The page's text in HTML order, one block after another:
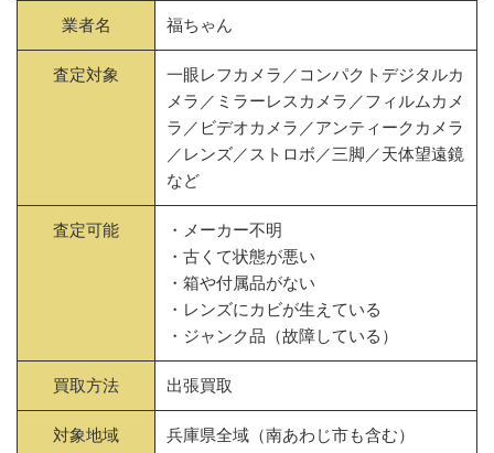
業者名 福ちゃん
査定対象
一眼レフカメラ／コンパクトデジタルカ
メラ／ミラーレスカメラ／フィルムカメ
ラ／ビデオカメラ／アンティークカメラ
／レンズ／ストロボ／三脚／天体望遠鏡
など
査定可能
・メーカー不明
・古くて状態が悪い
・箱や付属品がない
・レンズにカビが生えている
・ジャンク品（故障している）
買取方法 出張買取
対象地域 兵庫県全域（南あわじ市も含む）